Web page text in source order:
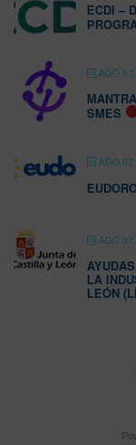
ECDI –
AGO 07
SMES
AGO 07
AGO 07
LA
LEÓN